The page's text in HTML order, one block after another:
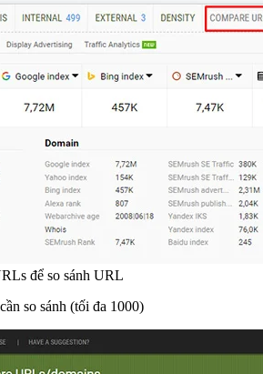
để so sánh URL
so sánh (tối đa 1000)